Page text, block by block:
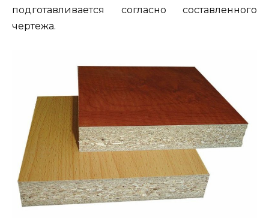
подготавливается согласно составленного
чертежа.